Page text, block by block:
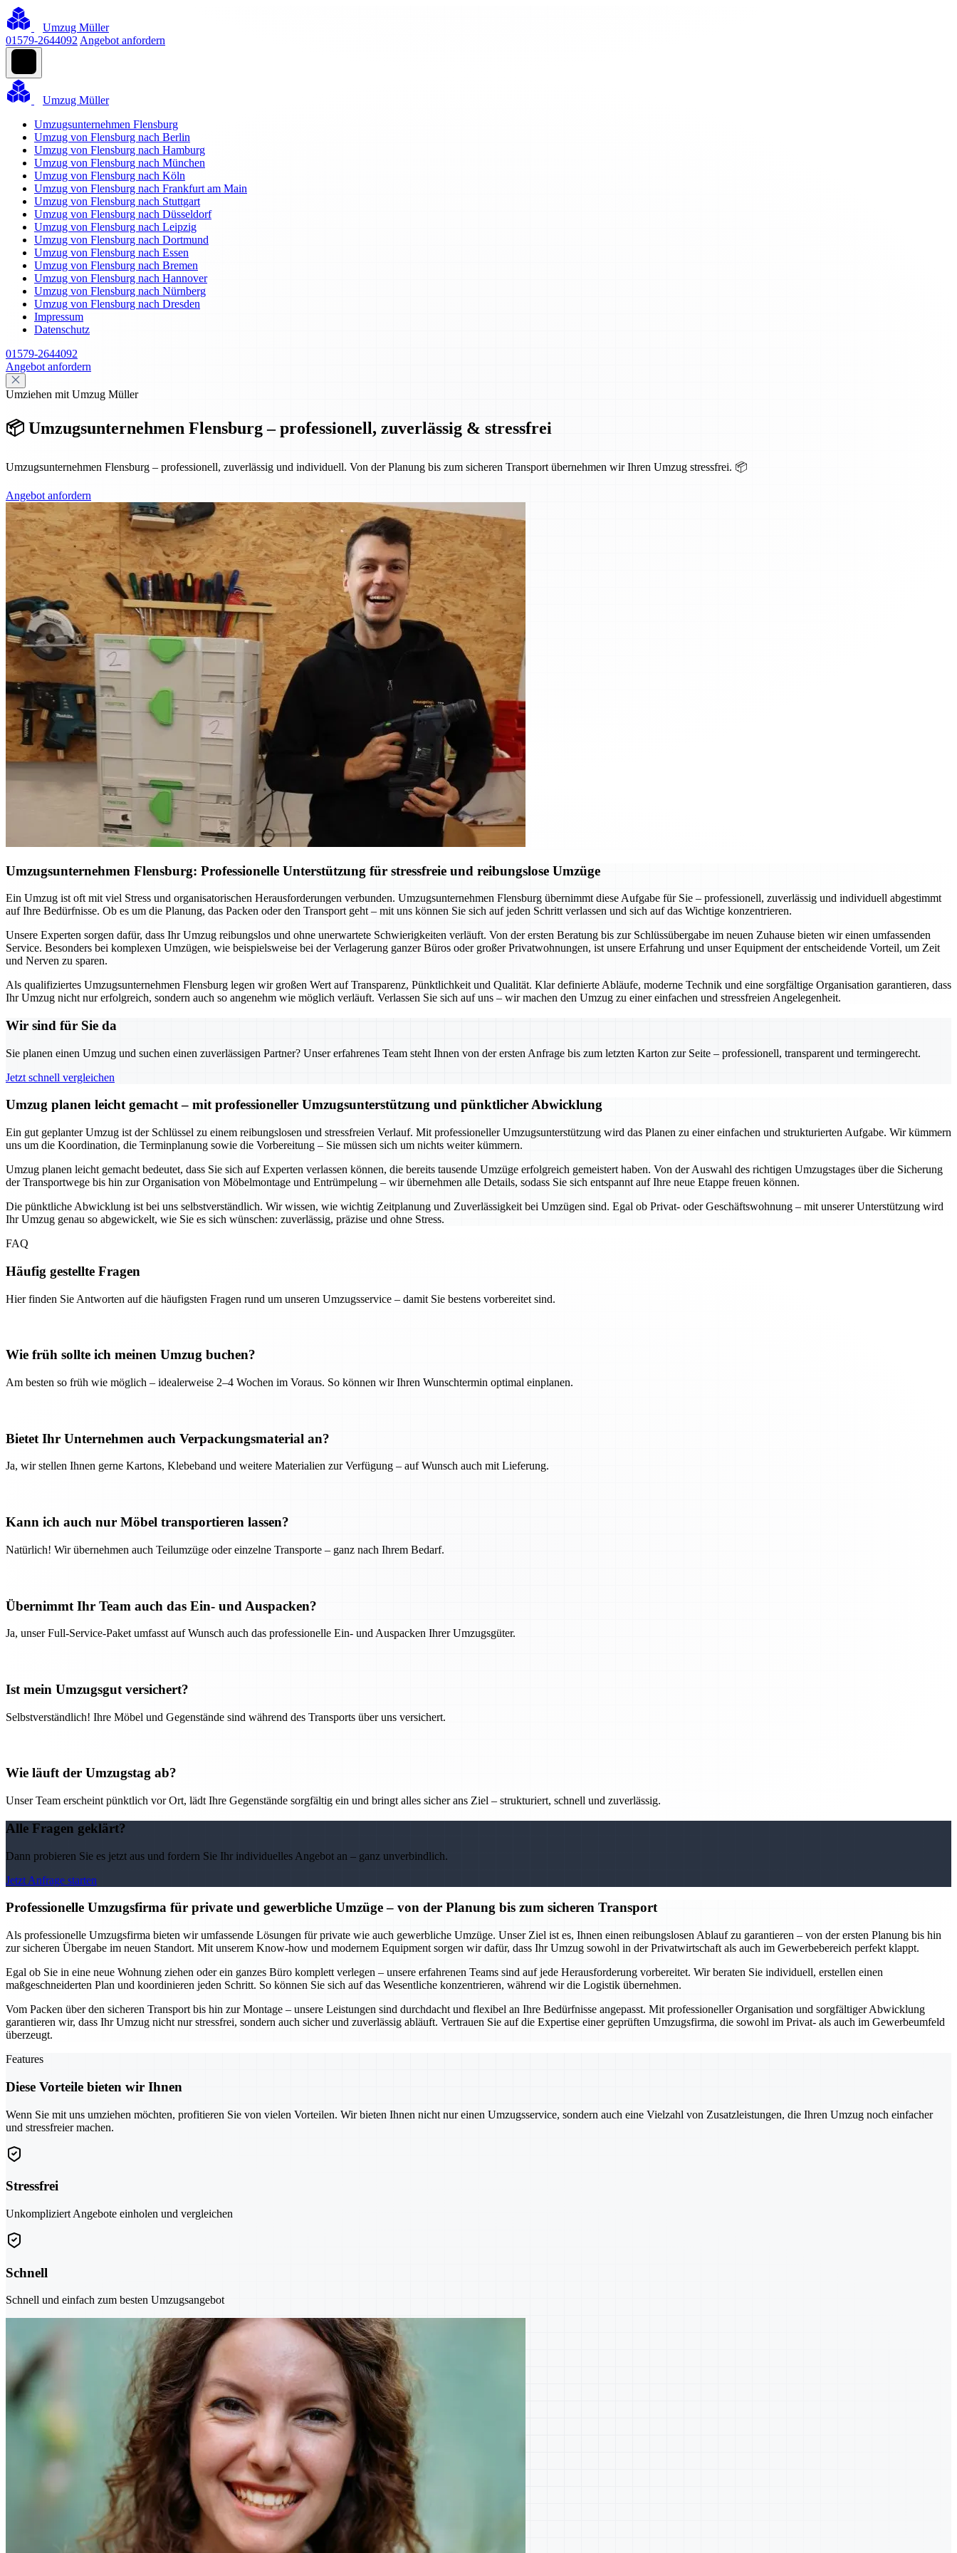
Umzug Müller
01579-2644092 Angebot anfordern
Umzug Müller
Umzugsunternehmen Flensburg
Umzug von Flensburg nach Berlin
Umzug von Flensburg nach Hamburg
Umzug von Flensburg nach München
Umzug von Flensburg nach Köln
Umzug von Flensburg nach Frankfurt am Main
Umzug von Flensburg nach Stuttgart
Umzug von Flensburg nach Düsseldorf
Umzug von Flensburg nach Leipzig
Umzug von Flensburg nach Dortmund
Umzug von Flensburg nach Essen
Umzug von Flensburg nach Bremen
Umzug von Flensburg nach Hannover
Umzug von Flensburg nach Nürnberg
Umzug von Flensburg nach Dresden
Impressum
Datenschutz
01579-2644092
Angebot anfordern
Umziehen mit Umzug Müller
📦 Umzugsunternehmen Flensburg – professionell, zuverlässig & stressfrei
Umzugsunternehmen Flensburg – professionell, zuverlässig und individuell. Von der Planung bis zum sicheren Transport übernehmen wir Ihren Umzug stressfrei. 📦
Angebot anfordern
Umzugsunternehmen Flensburg: Professionelle Unterstützung für stressfreie und reibungslose Umzüge
Ein Umzug ist oft mit viel Stress und organisatorischen Herausforderungen verbunden. Umzugsunternehmen Flensburg übernimmt diese Aufgabe für Sie – professionell, zuverlässig und individuell abgestimmt
auf Ihre Bedürfnisse. Ob es um die Planung, das Packen oder den Transport geht – mit uns können Sie sich auf jeden Schritt verlassen und sich auf das Wichtige konzentrieren.
Unsere Experten sorgen dafür, dass Ihr Umzug reibungslos und ohne unerwartete Schwierigkeiten verläuft. Von der ersten Beratung bis zur Schlüssübergabe im neuen Zuhause bieten wir einen umfassenden
Service. Besonders bei komplexen Umzügen, wie beispielsweise bei der Verlagerung ganzer Büros oder großer Privatwohnungen, ist unsere Erfahrung und unser Equipment der entscheidende Vorteil, um Zeit
und Nerven zu sparen.
Als qualifiziertes Umzugsunternehmen Flensburg legen wir großen Wert auf Transparenz, Pünktlichkeit und Qualität. Klar definierte Abläufe, moderne Technik und eine sorgfältige Organisation garantieren, dass
Ihr Umzug nicht nur erfolgreich, sondern auch so angenehm wie möglich verläuft. Verlassen Sie sich auf uns – wir machen den Umzug zu einer einfachen und stressfreien Angelegenheit.
Wir sind für Sie da
Sie planen einen Umzug und suchen einen zuverlässigen Partner? Unser erfahrenes Team steht Ihnen von der ersten Anfrage bis zum letzten Karton zur Seite – professionell, transparent und termingerecht.
Jetzt schnell vergleichen
Umzug planen leicht gemacht – mit professioneller Umzugsunterstützung und pünktlicher Abwicklung
Ein gut geplanter Umzug ist der Schlüssel zu einem reibungslosen und stressfreien Verlauf. Mit professioneller Umzugsunterstützung wird das Planen zu einer einfachen und strukturierten Aufgabe. Wir kümmern
uns um die Koordination, die Terminplanung sowie die Vorbereitung – Sie müssen sich um nichts weiter kümmern.
Umzug planen leicht gemacht bedeutet, dass Sie sich auf Experten verlassen können, die bereits tausende Umzüge erfolgreich gemeistert haben. Von der Auswahl des richtigen Umzugstages über die Sicherung
der Transportwege bis hin zur Organisation von Möbelmontage und Entrümpelung – wir übernehmen alle Details, sodass Sie sich entspannt auf Ihre neue Etappe freuen können.
Die pünktliche Abwicklung ist bei uns selbstverständlich. Wir wissen, wie wichtig Zeitplanung und Zuverlässigkeit bei Umzügen sind. Egal ob Privat- oder Geschäftswohnung – mit unserer Unterstützung wird
Ihr Umzug genau so abgewickelt, wie Sie es sich wünschen: zuverlässig, präzise und ohne Stress.
FAQ
Häufig gestellte Fragen
Hier finden Sie Antworten auf die häufigsten Fragen rund um unseren Umzugsservice – damit Sie bestens vorbereitet sind.
Wie früh sollte ich meinen Umzug buchen?
Am besten so früh wie möglich – idealerweise 2–4 Wochen im Voraus. So können wir Ihren Wunschtermin optimal einplanen.
Bietet Ihr Unternehmen auch Verpackungsmaterial an?
Ja, wir stellen Ihnen gerne Kartons, Klebeband und weitere Materialien zur Verfügung – auf Wunsch auch mit Lieferung.
Kann ich auch nur Möbel transportieren lassen?
Natürlich! Wir übernehmen auch Teilumzüge oder einzelne Transporte – ganz nach Ihrem Bedarf.
Übernimmt Ihr Team auch das Ein- und Auspacken?
Ja, unser Full-Service-Paket umfasst auf Wunsch auch das professionelle Ein- und Auspacken Ihrer Umzugsgüter.
Ist mein Umzugsgut versichert?
Selbstverständlich! Ihre Möbel und Gegenstände sind während des Transports über uns versichert.
Wie läuft der Umzugstag ab?
Unser Team erscheint pünktlich vor Ort, lädt Ihre Gegenstände sorgfältig ein und bringt alles sicher ans Ziel – strukturiert, schnell und zuverlässig.
Alle Fragen geklärt?
Dann probieren Sie es jetzt aus und fordern Sie Ihr individuelles Angebot an – ganz unverbindlich.
Jetzt Anfrage starten
Professionelle Umzugsfirma für private und gewerbliche Umzüge – von der Planung bis zum sicheren Transport
Als professionelle Umzugsfirma bieten wir umfassende Lösungen für private wie auch gewerbliche Umzüge. Unser Ziel ist es, Ihnen einen reibungslosen Ablauf zu garantieren – von der ersten Planung bis hin
zur sicheren Übergabe im neuen Standort. Mit unserem Know-how und modernem Equipment sorgen wir dafür, dass Ihr Umzug sowohl in der Privatwirtschaft als auch im Gewerbebereich perfekt klappt.
Egal ob Sie in eine neue Wohnung ziehen oder ein ganzes Büro komplett verlegen – unsere erfahrenen Teams sind auf jede Herausforderung vorbereitet. Wir beraten Sie individuell, erstellen einen
maßgeschneiderten Plan und koordinieren jeden Schritt. So können Sie sich auf das Wesentliche konzentrieren, während wir die Logistik übernehmen.
Vom Packen über den sicheren Transport bis hin zur Montage – unsere Leistungen sind durchdacht und flexibel an Ihre Bedürfnisse angepasst. Mit professioneller Organisation und sorgfältiger Abwicklung
garantieren wir, dass Ihr Umzug nicht nur stressfrei, sondern auch sicher und zuverlässig abläuft. Vertrauen Sie auf die Expertise einer geprüften Umzugsfirma, die sowohl im Privat- als auch im Gewerbeumfeld
überzeugt.
Features
Diese Vorteile bieten wir Ihnen
Wenn Sie mit uns umziehen möchten, profitieren Sie von vielen Vorteilen. Wir bieten Ihnen nicht nur einen Umzugsservice, sondern auch eine Vielzahl von Zusatzleistungen, die Ihren Umzug noch einfacher
und stressfreier machen.
Stressfrei
Unkompliziert Angebote einholen und vergleichen
Schnell
Schnell und einfach zum besten Umzugsangebot